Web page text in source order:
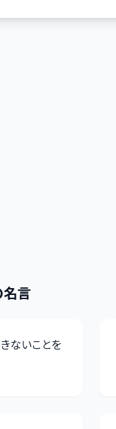
言
ないことを